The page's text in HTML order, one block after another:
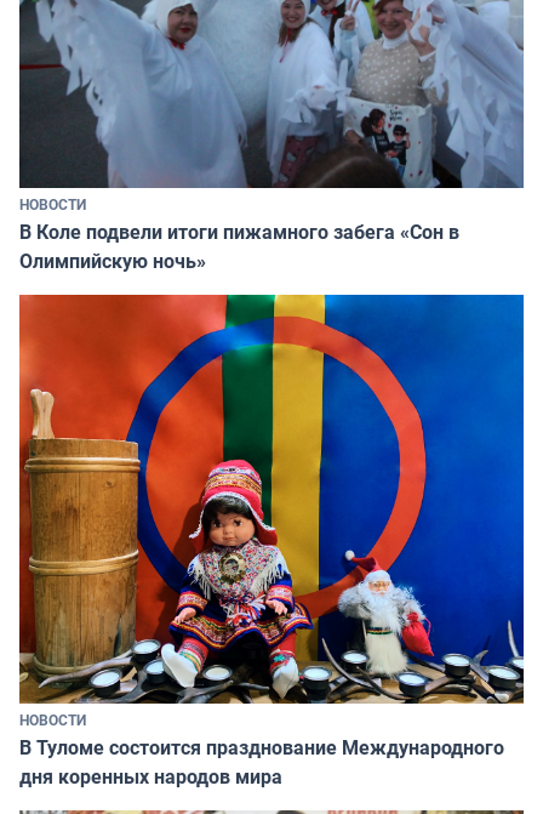
НОВОСТИ
В Коле подвели итоги пижамного забега «Сон в
Олимпийскую ночь»
НОВОСТИ
В Туломе состоится празднование Международного
дня коренных народов мира